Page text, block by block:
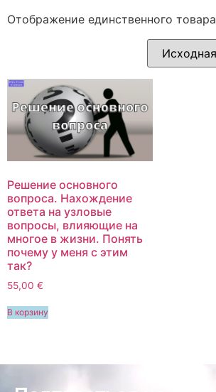
Отображение единственного товара
Решение основного
вопроса. Нахождение
ответа на узловые
вопросы, влияющие на
многое в жизни. Понять
почему у меня с этим
так?
55,00 €
В корзину